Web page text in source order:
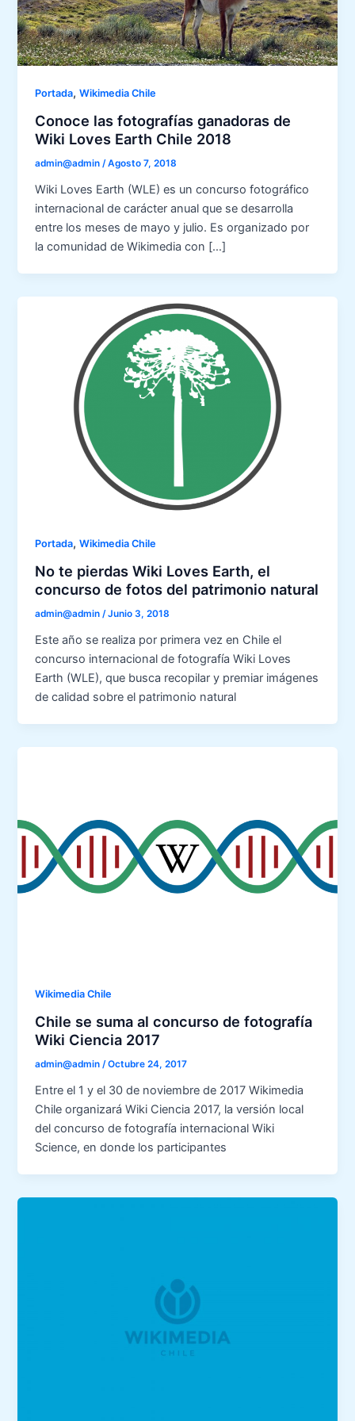
Portada,Wikimedia Chile
Conoce las fotografías ganadoras de
Wiki Loves Earth Chile 2018
admin@admin /Agosto 7, 2018
Wiki Loves Earth (WLE) es un concurso fotográfico
internacional de carácter anual que se desarrolla
entre los meses de mayo y julio. Es organizado por
la comunidad de Wikimedia con […]
Portada,Wikimedia Chile
No te pierdas Wiki Loves Earth, el
concurso de fotos del patrimonio natural
admin@admin /Junio 3, 2018
Este año se realiza por primera vez en Chile el
concurso internacional de fotografía Wiki Loves
Earth (WLE), que busca recopilar y premiar imágenes
de calidad sobre el patrimonio natural
Wikimedia Chile
Chile se suma al concurso de fotografía
Wiki Ciencia 2017
admin@admin/Octubre 24, 2017
Entre el 1 y el 30 de noviembre de 2017 Wikimedia
Chile organizará Wiki Ciencia 2017, la versión local
del concurso de fotografía internacional Wiki
Science, en donde los participantes